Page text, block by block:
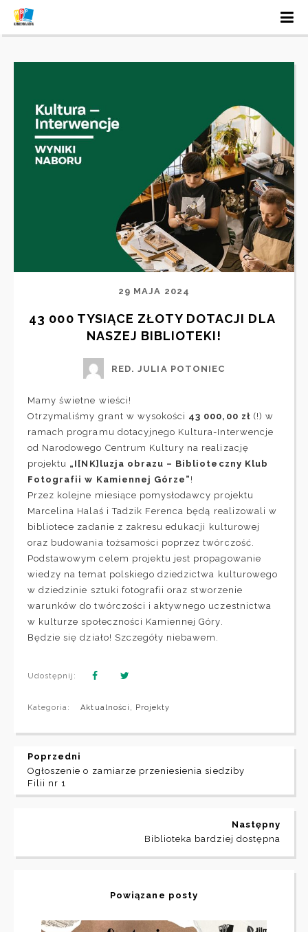
29 MAJA 2024
43 000 TYSIĄCE ZŁOTY DOTACJI DLA
NASZEJ BIBLIOTEKI!
RED. JULIA POTONIEC
Mamy świetne wieści!
Otrzymaliśmy grant w wysokości 43 000,00 zł(!) w
ramach programu dotacyjnego Kultura-Interwencje
od Narodowego Centrum Kultury na realizację
projektu „I[NK]luzja obrazu – Biblioteczny Klub
Fotografii w Kamiennej Górze” !
Przez kolejne miesiące pomysłodawcy projektu
Marcelina Halaś iTadzik Ferenca będą realizowali w
bibliotece zadanie z zakresu edukacji kulturowej
oraz budowania tożsamości poprzez twórczość.
Podstawowym celem projektu jest propagowanie
wiedzy na temat polskiego dziedzictwa kulturowego
w dziedzinie sztuki fotografii oraz stworzenie
warunków do twórczości i aktywnego uczestnictwa
w kulturze społeczności Kamiennej Góry.
Będzie się działo! Szczegóły niebawem.
Udostępnij:
Kategoria: Aktualności , Projekty
Poprzedni
Ogłoszenie o zamiarze przeniesienia siedziby
Filii nr 1
Następny
Biblioteka bardziej dostępna
Powiązane posty